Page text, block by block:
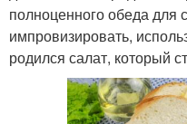
полноценного обеда для
импровизировать,
родился салат, который